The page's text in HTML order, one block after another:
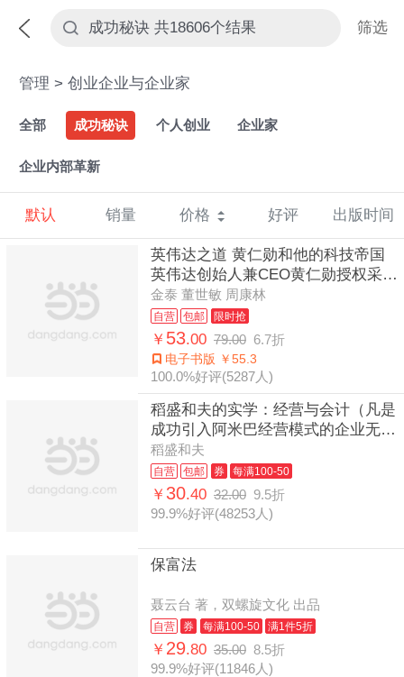
筛选
管理 > 创业企业与企业家
全部 成功秘诀 个人创业 企业家
企业内部革新
默认 销量 价格 好评 出版时间
英伟达之道 黄仁勋和他的科技帝国
英伟达创始人兼CEO黄仁勋授权采访
图书 全面公开英伟达成为全球市值
最高公司的奥秘 讲述
金泰 董世敏 周康林
自营 包邮 限时抢
￥ 53.00 79.00 6.7折
电子书版 ￥55.3
100.0%好评(5287人)
稻盛和夫的实学：经营与会计（凡是
成功引入阿米巴经营模式的企业无不
贯彻执行了稻盛和夫的会计七原则）
稻盛和夫
自营 包邮 券 每满100-50
￥ 30.40 32.00 9.5折
99.9%好评(48253人)
保富法
聂云台 著，双螺旋文化 出品
自营 券 每满100-50 满1件5折
￥ 29.80 35.00 8.5折
99.9%好评(11846人)